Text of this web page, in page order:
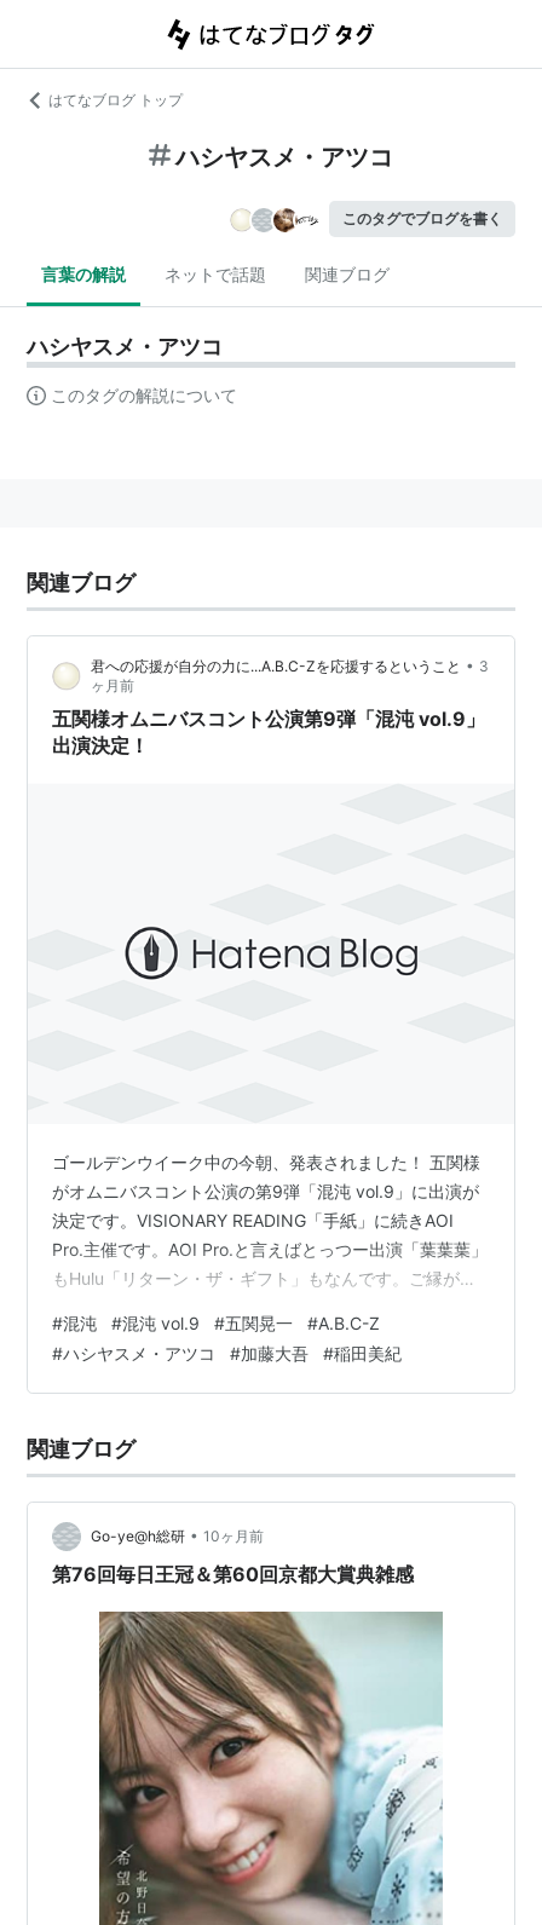
はてなブログ トップ
ハシヤスメ・アツコ
このタグでブログを書く
言葉の解説 ネットで話題 関連ブログ
ハシヤスメ・アツコ
このタグの解説について
関連ブログ
君への応援が自分の力に...A.B.C-Zを応援するということ • 3
ヶ月前
五関様オムニバスコント公演第9弾「混沌 vol.9」
出演決定！
ゴールデンウイーク中の今朝、発表されました！ 五関様
がオムニバスコント公演の第9弾「混沌 vol.9」に出演が
決定です。VISIONARY READING「手紙」に続きAOI
Pro.主催です。AOI Pro.と言えばとっつー出演「葉葉葉」
もHulu「リターン・ザ・ギフト」もなんです。ご縁が続
劇「したいとか、したくないとかの話じゃない2026」も
AOI Pro.です。 〔トーチュウ電子版新聞5/2〕14面
A.B.C-Zに五関晃一がオムニバスコント公演の第9弾「混
大悟 #ハシヤス…
#混沌 #混沌 vol.9 #五関晃一 #A.B.C-Z
#ハシヤスメ・アツコ #加藤大吾 #稲田美紀
関連ブログ
Go-ye@h総研 • 10ヶ月前
第76回毎日王冠＆第60回京都大賞典雑感